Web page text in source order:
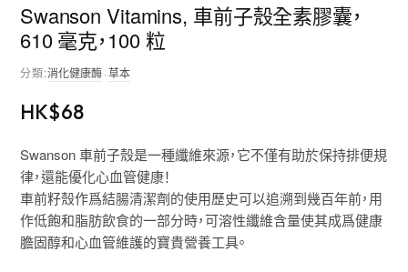
Swanson Vitamins, 車前子殼全素膠囊，
610 毫克，100 粒
分類:消化健康酶·草本
HK$68
Swanson 車前子殼是一種纖維來源，它不僅有助於保持排便規
律，還能優化心血管健康！
車前籽殼作爲結腸清潔劑的使用歷史可以追溯到幾百年前，用
作低飽和脂肪飲食的一部分時，可溶性纖維含量使其成爲健康
膽固醇和心血管維護的寶貴營養工具。